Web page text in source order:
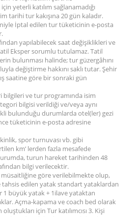
yeterli katılım sağlanamadığı
tarihi tur kakışına 20 gün kaladır.
İptal edilen tur tüketicinin e-posta
yapılabilecek saat değişiklikleri ve
Eksper sorumlu tutulamaz. Tatil
bulunması halinde; tur güzergâhını
değiştirme hakkını saklı tutar. Şehir
saatine göre bir sonraki gün
bilgileri ve tur programında isim
bilgisi verildiği ve/veya aynı
bulunduğu durumlarda otel(ler) gezi
tüketicinin e-posta adresine
spor turnuvası vb. gibi
km’ lerden fazla mesafede
turun hareket tarihinden 48
bilgi verilecektir.
göre verilebilmekte olup,
tahsis edilen yatak standart yataklardan
1 büyük yatak + 1ilave yataktan
Açma-kapama ve coach bed olarak
için Tur katılımcısı 3. Kişi